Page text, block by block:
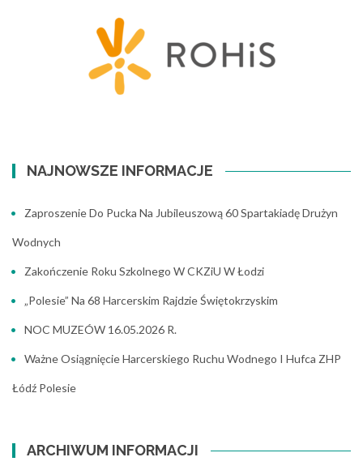
NAJNOWSZE INFORMACJE
Zaproszenie Do Pucka Na Jubileuszową 60 Spartakiadę Drużyn
Wodnych
Zakończenie Roku Szkolnego W CKZiU W Łodzi
„Polesie” Na 68 Harcerskim Rajdzie Świętokrzyskim
NOC MUZEÓW 16.05.2026 R.
Ważne Osiągnięcie Harcerskiego Ruchu Wodnego I Hufca ZHP
Łódź Polesie
ARCHIWUM INFORMACJI